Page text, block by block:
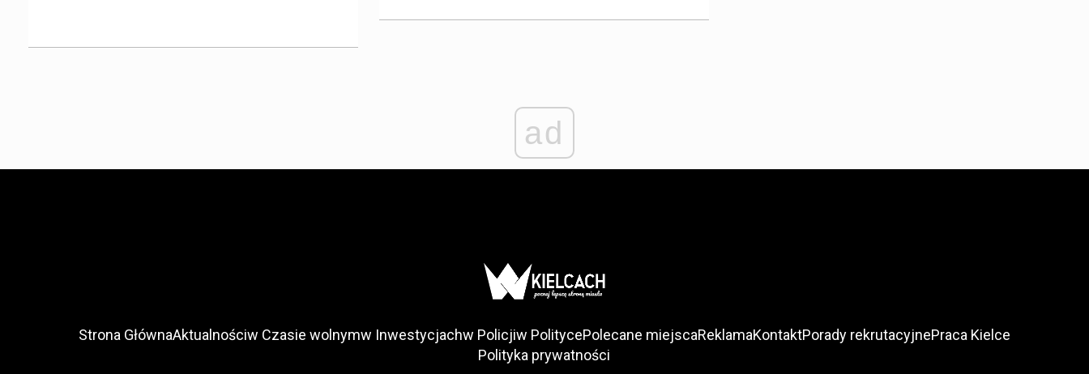
ad
Strona GłównaAktualnościw Czasie wolnymw Inwestycjachw Policjiw PolitycePolecane miejscaReklamaKontaktPorady rekrutacyjnePraca Kielce
Polityka prywatności